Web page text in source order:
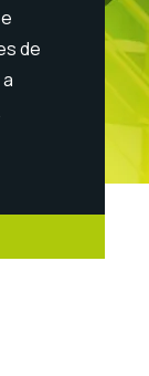
de